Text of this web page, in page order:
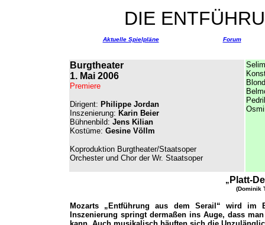
DIE
Aktuelle Spielpläne Forum
Burgtheater
1. Mai 2006
Premiere
Dirigent: Philippe Jordan
Inszenierung: Karin Beier
Bühnenbild: Jens Kilian
Kostüme: Gesine Völlm
Koproduktion Burgtheater/Staatsoper
Orchester und Chor der Wr. Staatsoper
„ Platt-
(Dominik
Mozarts „Entführung aus dem Serail“ wird im
Inszenierung springt dermaßen ins Auge, dass